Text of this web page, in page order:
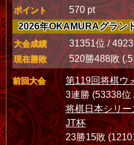
ポイント
570 pt
2026年OKAMURAグラン
大会成績 31351位 /
現在勝敗 520勝488敗
前回大会
第119回将棋ウ
3連勝 (53338位
将棋日本シリ
JT杯
23勝15敗